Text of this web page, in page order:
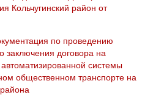
Кольчугинский район от
по проведению
заключения договора на
системы
общественном транспорте на